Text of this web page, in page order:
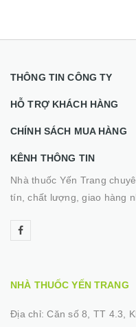
THÔNG TIN CÔNG TY
HỖ TRỢ KHÁCH HÀNG
CHÍNH SÁCH MUA HÀNG
KÊNH THÔNG TIN
Nhà thuốc Yến Trang
tín, chất lượng, giao hàng
NHÀ THUỐC YẾN TRANG
Địa chỉ:Căn số 8, TT 4.3,